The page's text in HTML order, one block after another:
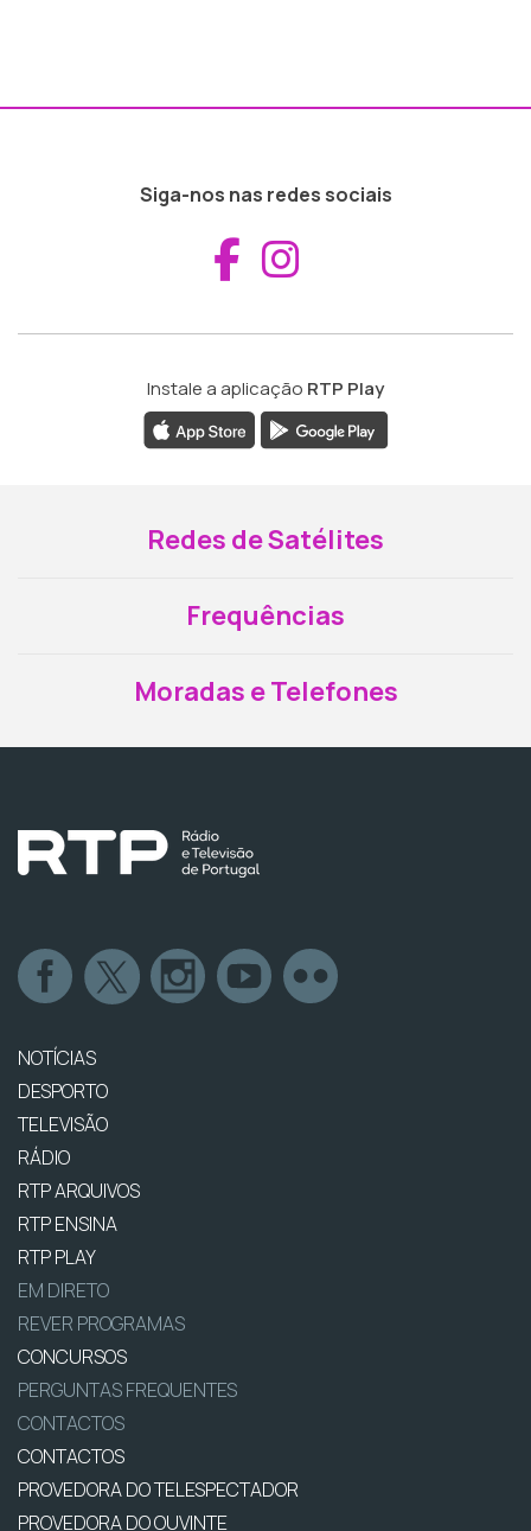
Siga-nos nas redes sociais
Aceder ao
Instale a aplicação RTP Play
Redes de Satélites
Frequências
Moradas e Telefones
NOTÍCIAS
DESPORTO
TELEVISÃO
RÁDIO
RTP ARQUIVOS
RTP ENSINA
RTP PLAY
EM DIRETO
REVER PROGRAMAS
CONCURSOS
PERGUNTAS FREQUENTES
CONTACTOS
CONTACTOS
PROVEDORA DO TELESPECTADOR
PROVEDORA DO OUVINTE